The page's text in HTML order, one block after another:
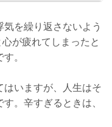
を繰り返さないよう
が疲れてしまったと
。
いますが、人生はそ
。辛すぎるときは、